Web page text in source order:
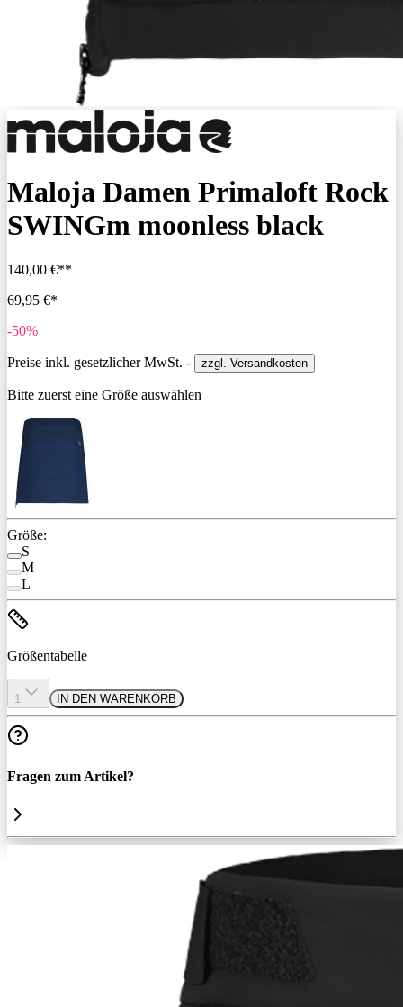
Maloja Damen Primaloft Rock
SWINGm moonless black
140,00 €**
69,95 €*
-50%
Preise inkl. gesetzlicher MwSt. - zzgl. Versandkosten
Bitte zuerst eine Größe auswählen
Größe:
S
M
L
Größentabelle
1 IN DEN WARENKORB
Fragen zum Artikel?